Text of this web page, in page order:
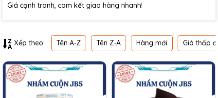
Giá cạnh tranh, cam kết giao hàng nhanh!
Xếp theo: Tên A-Z Tên Z-A Hàng mới Giá thấp